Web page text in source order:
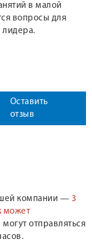
в малой
вопросы для
лидера.
Оставить
отзыв
компании — 3
может
отправляться